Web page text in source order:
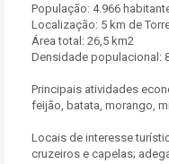
População: 4.966
Localização: 5 km de
Área total: 26,5 km2
Densidade populacional:
Principais atividades
feijão, batata, morango,
Locais de interesse
cruzeiros e capelas;